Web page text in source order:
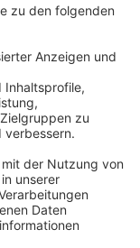
Nachrichten,
- wir